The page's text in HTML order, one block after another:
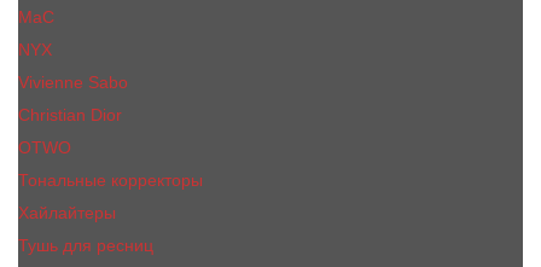
МаС
NYX
Vivienne Sabo
Сhristiаn Diоr
OTWO
Тональные корректоры
Хайлайтеры
Тушь для ресниц